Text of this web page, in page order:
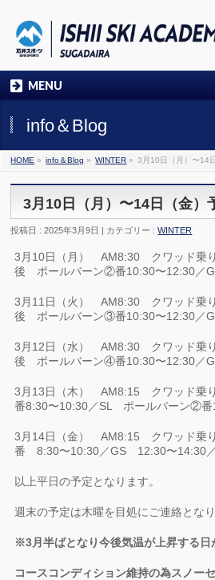
MENU
info＆Blog
HOME » info＆Blog » WINTER » 3月10日（月）〜14
3月10日（月）〜14日（金）
投稿日 : 2025年3月9日 | カテゴリー :WINTER
3月10日（月） AM8:30 クワッド乗
後 ポールバーン②番10:30〜12:30／
3月11日（火） AM8:30 クワッド乗
後 ポールバーン③番10:30〜12:30／
3月12日（水） AM8:30 クワッド乗
後 ポールバーン④番10:30〜12:30／
3月13日（木） AM8:15 クワッド乗
番8:30〜10:30／SL ポールバーン②番
3月14日（金） AM8:15 クワッド乗
番 8:30〜10:30／GS 12:30〜14:30／
以上平日の予定となります。
週末の予定は木曜を目処にご連絡となり
※3月半ばとなり今後気温が上昇する日
コースコンディション維持の為スノー